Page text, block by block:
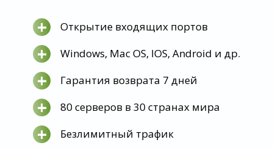
+ Открытие входящих портов
+ Windows, Mac OS, IOS, Android и др.
+ Гарантия возврата 7 дней
+ 80 серверов в 30 странах мира
+ Безлимитный трафик